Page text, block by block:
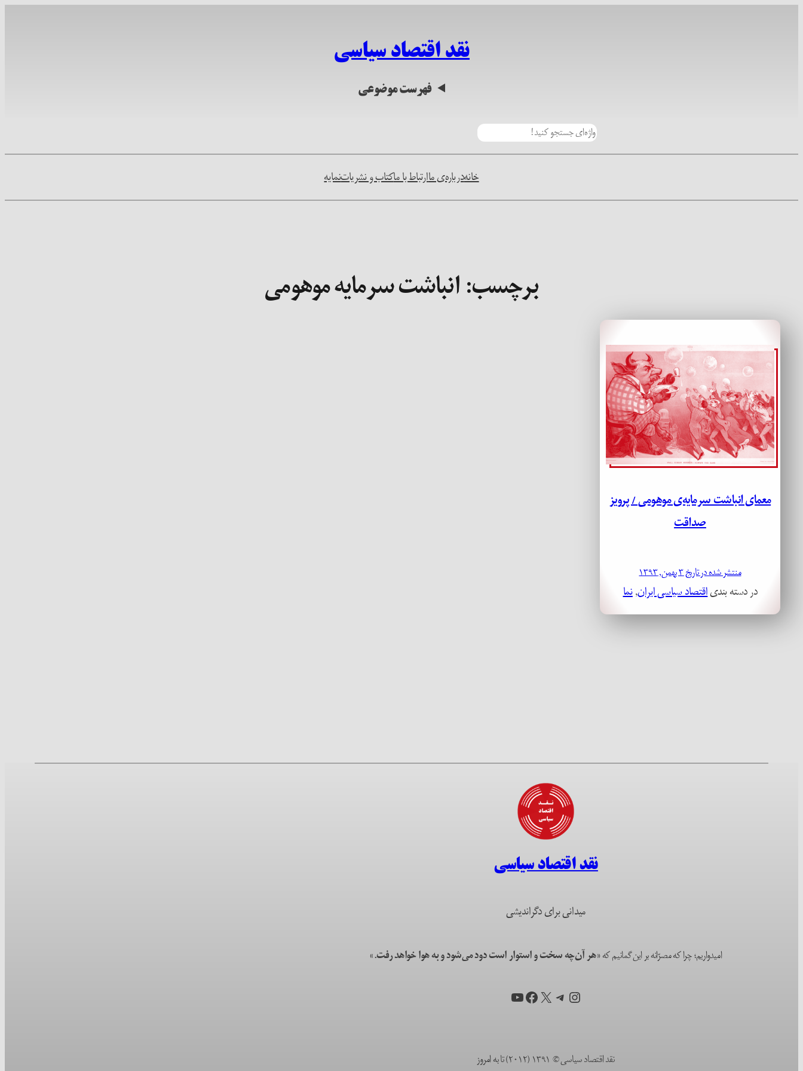
نقد اقتصاد سیاسی
فهرست موضوعی
خانهدرباره‌ی ماارتباط با ماکتاب و نشریاتنمایه
برچسب: انباشت سرمایه موهومی
معمای انباشت سرمایه‌ی موهومی / پرویز
صداقت
منتشر شده در تاریخ ۳ بهمن, ۱۳۹۳
در دسته بندیاقتصاد سیاسی ایران, نما
نقد اقتصاد سیاسی
میدانی برای دگراندیشی
امیدواریم؛ چرا که مصرّانه بر این گمانیم که«هر آن‌چه سخت و استوار است دود می‌شود و به هوا خواهد رفت.»
اینستاگرم
تلگرام
X فیس‌بوک
یوتیوب
نقد اقتصاد سیاسی © ۱۳۹۱ (۲۰۱۲) تا به امروز